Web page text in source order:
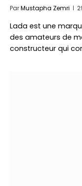
ParMustapha Zemri
Lada est une
des amateurs de
constructeur qui